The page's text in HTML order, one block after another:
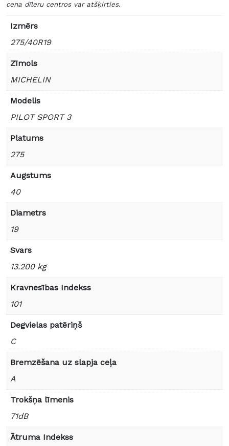
cena dīleru centros var atšķirties.
Izmērs
275/40R19
Zīmols
MICHELIN
Modelis
PILOT SPORT 3
Platums
275
Augstums
40
Diametrs
19
Svars
13.200 kg
Kravnesības Indekss
101
Degvielas patēriņš
C
Bremzēšana uz slapja ceļa
A
Trokšņa līmenis
71dB
Ātruma Indekss